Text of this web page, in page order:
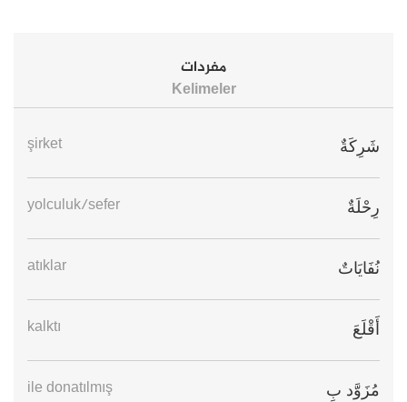
مفردات
Kelimeler
شَرِكَةٌ şirket
رِحْلَةٌ yolculuk/sefer
نُفَايَاتٌ atıklar
أَقْلَعَ kalktı
مُزَوَّد بِ ile donatılmış